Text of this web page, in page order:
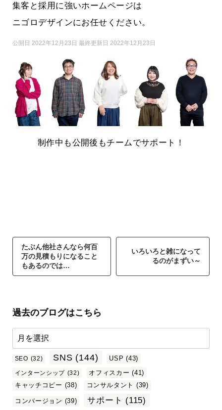
集客と採用に強いホームページは
ニゴロデザインにお任せください。
公開日 2022年12月23日 最終更新日 2022年12月23日
制作中も公開後もチームでサポート！
たぶん他社さんなら何百
万の見積もりになること
もあるのでは…
いろいろと雑になって
るのがまずい～
過去のブログはこちら
SEO (32) SNS (144) USP (43)
インターンシップ (32) オフィスカー (41)
キャッチコピー (38) コンサルタント (39)
コンバージョン (39) サポート (115)